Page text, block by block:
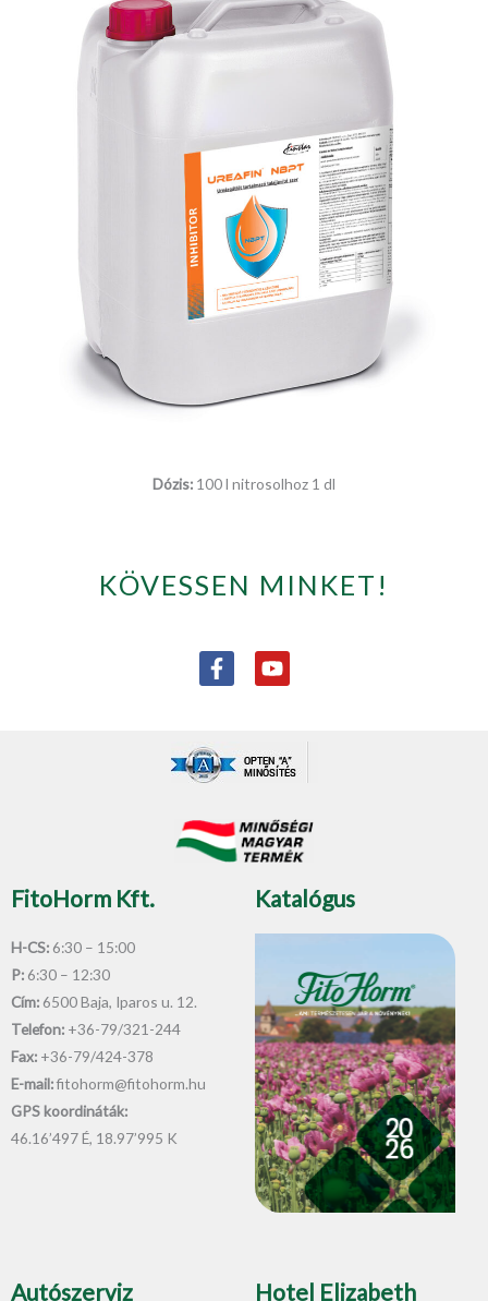
Dózis: 100 l nitrosolhoz 1 dl
KÖVESSEN MINKET!
F
a
b
o
-
f
Y
o
u
b
FitoHorm Kft.
H-CS: 6:30 – 15:00
P: 6:30 – 12:30
Cím: 6500 Baja, Iparos u. 12.
Telefon: +36-79/321-244
Fax: +36-79/424-378
E-mail:fitohorm@fitohorm.hu
GPS koordináták:
46.16’497 É, 18.97’995 K
Katalógus
Autószerviz Hotel Elizabeth